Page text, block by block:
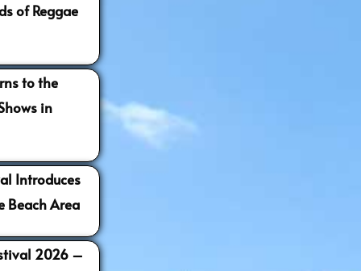
of Reggae
to the
in
Introduces
Beach Area
2026 –